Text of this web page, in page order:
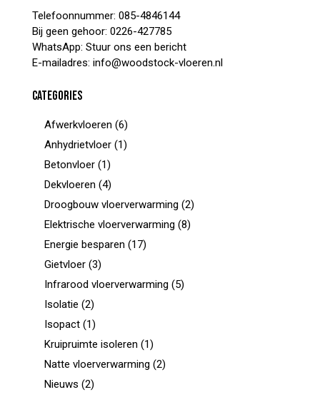
Telefoonnummer: 085-4846144
Bij geen gehoor: 0226-427785
WhatsApp: Stuur ons een bericht
E-mailadres: info@woodstock-vloeren.nl
CATEGORIES
Afwerkvloeren (6)
Anhydrietvloer (1)
Betonvloer (1)
Dekvloeren (4)
Droogbouw vloerverwarming (2)
Elektrische vloerverwarming (8)
Energie besparen (17)
Gietvloer (3)
Infrarood vloerverwarming (5)
Isolatie (2)
Isopact (1)
Kruipruimte isoleren (1)
Natte vloerverwarming (2)
Nieuws (2)